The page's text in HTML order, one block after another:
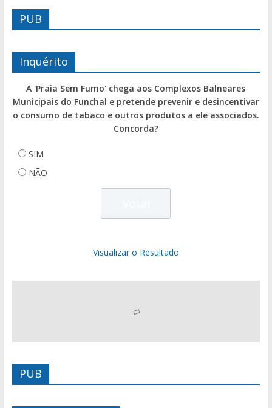
PUB
Inquérito
A 'Praia Sem Fumo' chega aos Complexos Balneares
Municipais do Funchal e pretende prevenir e desincentivar
o consumo de tabaco e outros produtos a ele associados.
Concorda?
SIM
NÃO
Visualizar o Resultado
PUB